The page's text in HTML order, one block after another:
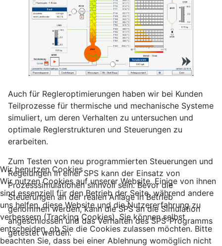
Auch für Regleroptimierungen haben wir bei Kunden
Teilprozesse für thermische und mechanische Systeme
simuliert, um deren Verhalten zu untersuchen und
optimale Reglerstrukturen und Steuerungen zu
erarbeiten.
Zum Testen von neu programmierten Steuerungen und
Regelungen in einer SPS kann der Einsatz von
Prozesssimulationen sinnvoll sein. Bevor die
Steuerungen an der realen Anlage in Betrieb
genommen werden, kann die SPS an die Simulation
angeschlossen und das Verhalten des SPS-Programms
getestet werden.
Wir benutzen Cookies
Wir nutzen Cookies auf unserer Website. Einige von ihnen
sind essenziell für den Betrieb der Seite, während andere
uns helfen, diese Website und die Nutzererfahrung zu
verbessern (Tracking Cookies). Sie können selbst
entscheiden, ob Sie die Cookies zulassen möchten. Bitte
beachten Sie, dass bei einer Ablehnung womöglich nicht